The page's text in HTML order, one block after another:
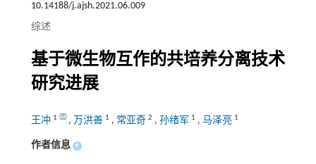
10.14188/j.ajsh.2021.06.009
综述
基于微生物互作的共培养分离技术
研究进展
王冲 1 , 万洪善 1 , 常亚奇 2 , 孙绪军 1 , 马泽亮 1
作者信息 +